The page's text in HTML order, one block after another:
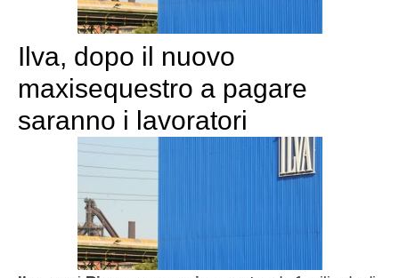
Ilva, dopo il nuovo
maxisequestro a pagare
saranno i lavoratori